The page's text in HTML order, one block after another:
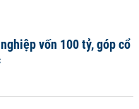
vốn 100 tỷ, góp cổ